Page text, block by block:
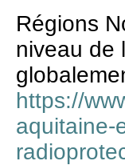
Régions
niveau de
https://
aquitaine-